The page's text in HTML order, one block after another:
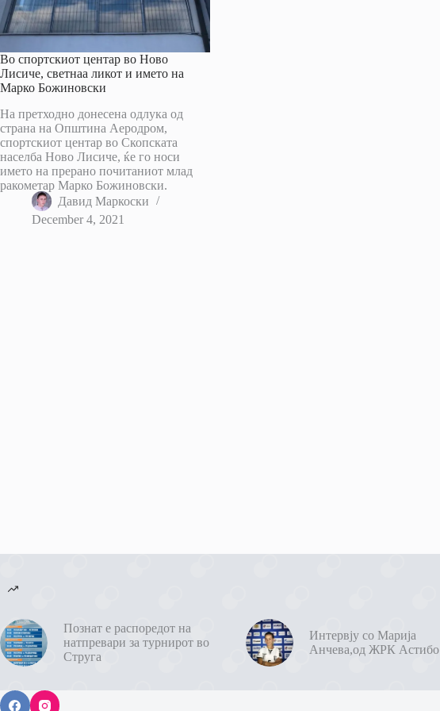
Во спортскиот центар во Ново
Лисиче, светнаа ликот и името на
Марко Божиновски
На претходно донесена одлука од
страна на Општина Аеродром,
спортскиот центар во Скопската
населба Ново Лисиче, ќе го носи
името на прерано почитаниот млад
ракометар Марко Божиновски.
Давид Маркоски
December 4, 2021
Познат е распоредот на
натпревари за турнирот во
Струга
Интервју со Марија
Анчева,од ЖРК Астибо